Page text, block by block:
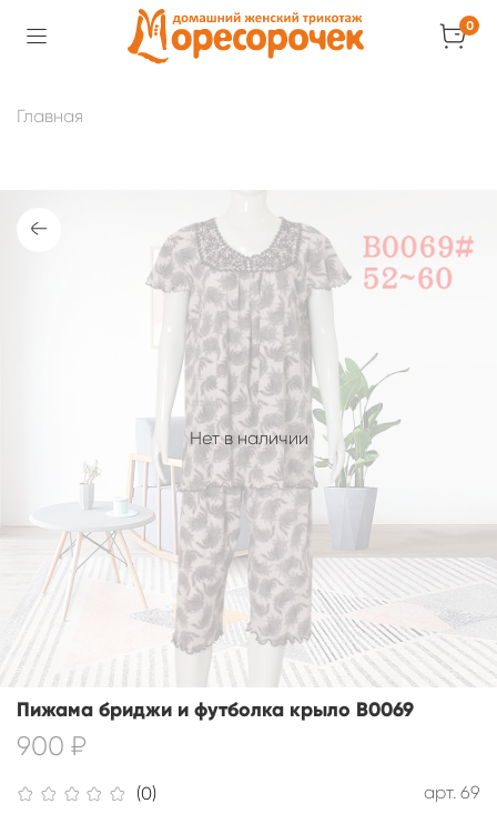
0
Главная
Нет в наличии
(0) арт. 69
Пижама бриджи и футболка крыло В0069
900 ₽